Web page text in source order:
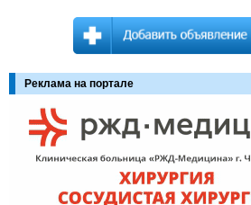
Реклама на портале